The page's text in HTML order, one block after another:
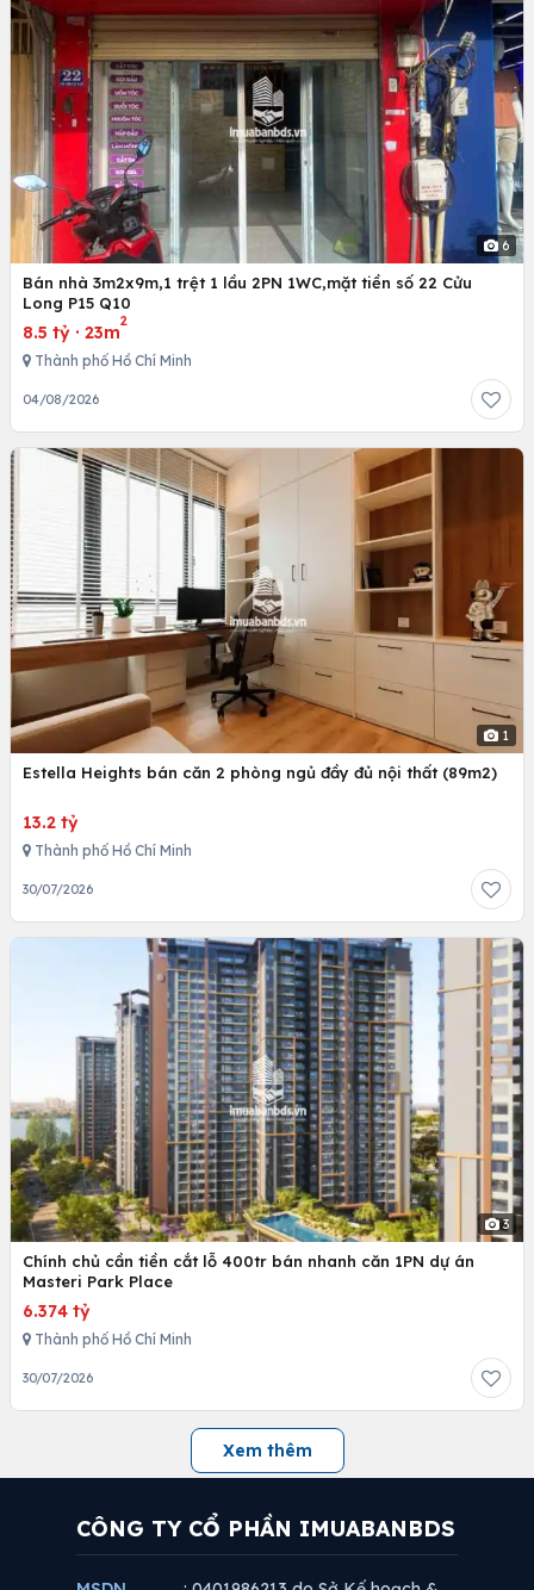
6
Bán nhà 3m2x9m,1 trệt 1 lầu 2PN 1WC,mặt tiền số 22 Cửu
Long P15 Q10
8.5 tỷ · 23m
2
Thành phố Hồ Chí Minh
04/08/2026
1
Estella Heights bán căn 2 phòng ngủ đầy đủ nội thất (89m2)
13.2 tỷ
Thành phố Hồ Chí Minh
30/07/2026
3
Chính chủ cần tiền cắt lỗ 400tr bán nhanh căn 1PN dự án
Masteri Park Place
6.374 tỷ
Thành phố Hồ Chí Minh
30/07/2026
Xem thêm
CÔNG TY CỔ PHẦN IMUABANBDS